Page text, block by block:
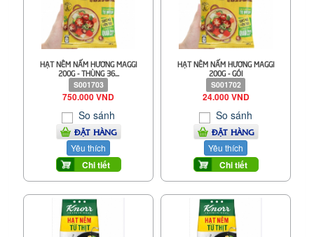
HẠT NÊM NẤM HƯƠNG MAGGI
200G - THÙNG 36...
S001703
750.000 VND
So sánh
ĐẶT HÀNG
Yêu thích
Chi tiết
HẠT NÊM NẤM HƯƠNG MAGGI
200G - GÓI
S001702
24.000 VND
So sánh
ĐẶT HÀNG
Yêu thích
Chi tiết